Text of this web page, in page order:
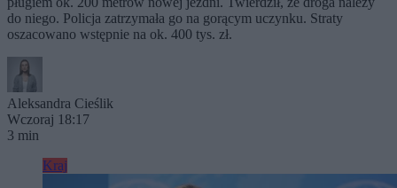
do niego. Policja zatrzymała go na gorącym uczynku. Straty
oszacowano wstępnie na ok. 400 tys. zł.
Aleksandra Cieślik
Wczoraj 18:17
3 min
Kraj